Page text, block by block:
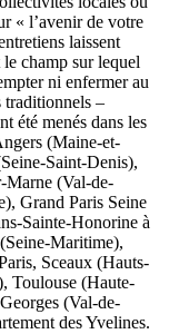
« l’avenir de votre
laissent
champ sur lequel
ni enfermer au
traditionnels –
été menés dans les
(Maine-et-
Saint-Denis),
Marne (Val-de-
Grand Paris Seine
Sainte-Honorine à
Maritime),
Sceaux (Hauts-
Toulouse (Haute-
(Val-de-
des Yvelines.